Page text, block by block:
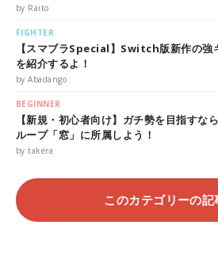
by Raito
FIGHTER
【スマブラSpecial】Switch版新作の強
を紹介するよ！
by Abadango
BEGINNER
【新規・初心者向け】ガチ勢を目指すな
ループ「窓」に所属しよう！
by takera
このカテゴリーの記